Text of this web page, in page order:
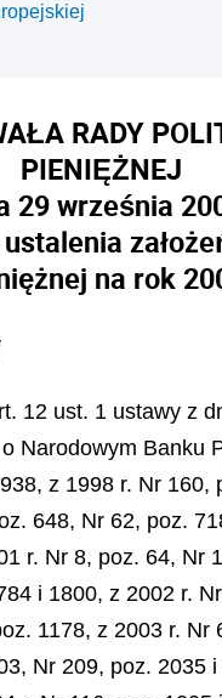
RADY
PIENIĘŻNEJ
29 września
na rok
12 ust. 1 ustawy z
Narodowym Banku
z 1998 r. Nr 160,
648, Nr 62, poz.
r. Nr 8, poz. 64, Nr
i 1800, z 2002 r.
1178, z 2003 r. Nr
Nr 209, poz. 2035